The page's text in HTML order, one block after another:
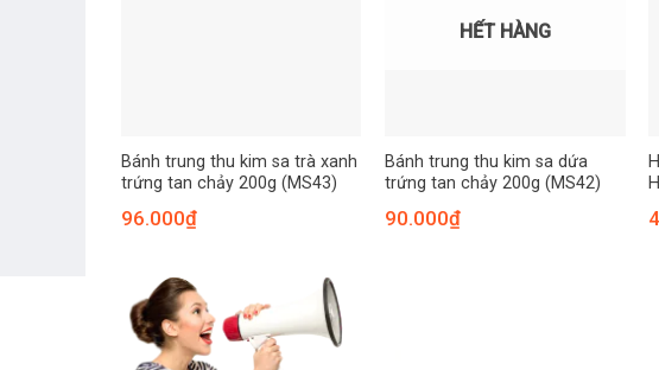
Bánh trung thu kim sa trà xanh
trứng tan chảy 200g (MS43)
96.000₫
HẾT HÀNG
Bánh trung thu kim sa dứa
trứng tan chảy 200g (MS42)
90.000₫